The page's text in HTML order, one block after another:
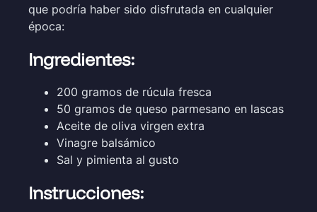
que podría haber sido disfrutada en cualquier
época:
Ingredientes:
200 gramos de rúcula fresca
50 gramos de queso parmesano en lascas
Aceite de oliva virgen extra
Vinagre balsámico
Sal y pimienta al gusto
Instrucciones: